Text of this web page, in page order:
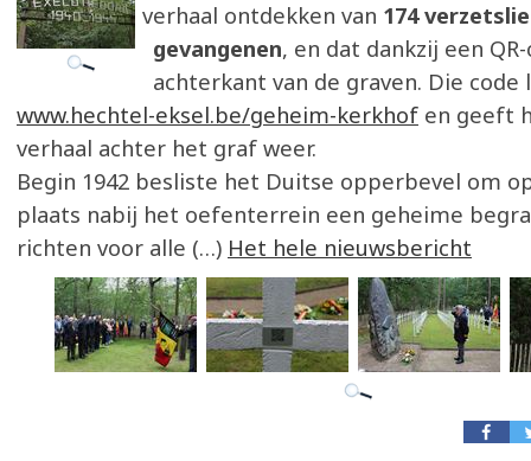
verhaal ontdekken van 174
gevangenen, en dat dankzij een
achterkant van de graven. Die code
www.hechtel-eksel.be/geheim-kerkhof en geeft
verhaal achter het graf weer.
Begin 1942 besliste het Duitse opperbevel om
plaats nabij het oefenterrein een geheime
richten voor alle (…) Het hele nieuwsbericht